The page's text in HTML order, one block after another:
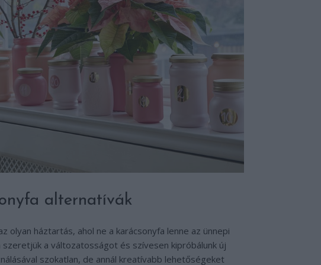
alternatívák
olyan háztartás, ahol ne a karácsonyfa lenne az ünnepi
a változatosságot és szívesen kipróbálunk új
szokatlan, de annál kreatívabb lehetőségeket